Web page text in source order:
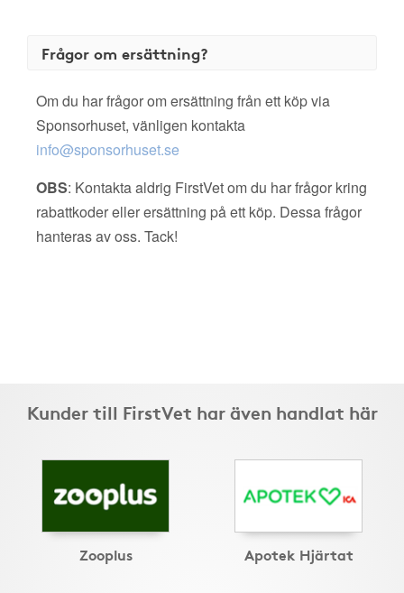
Frågor om ersättning?
Om du har frågor om ersättning från ett köp via
Sponsorhuset, vänligen kontakta
info@sponsorhuset.se
OBS: Kontakta aldrig FirstVet om du har frågor kring
rabattkoder eller ersättning på ett köp. Dessa frågor
hanteras av oss. Tack!
Kunder till FirstVet har även handlat här
Zooplus Apotek Hjärtat